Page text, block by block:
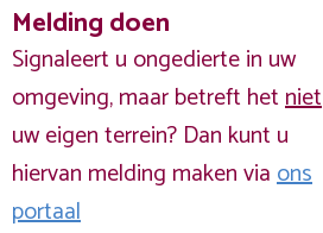
Melding doen
Signaleert u ongedierte in uw
omgeving, maar betreft hetniet
uw eigen terrein? Dan kunt u
hiervan melding maken viaons
portaal